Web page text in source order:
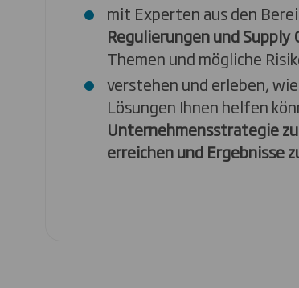
mit Experten aus den
Regulierungen und Supply
Themen und mögliche
verstehen und erleben,
Lösungen Ihnen helfen
Unternehmensstrategie
erreichen und Ergebnisse